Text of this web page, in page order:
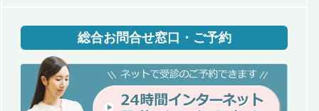
総合お問合せ窓口・ご予約